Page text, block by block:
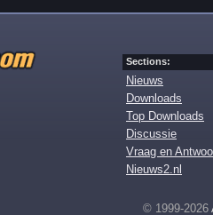
Sections:
Nieuws
Downloads
Top Downloads
Discussie
Vraag en
Nieuws2.nl
© 1999-2026